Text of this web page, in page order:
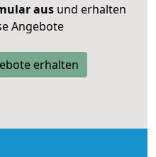
ausund erhalten
Angebote
erhalten